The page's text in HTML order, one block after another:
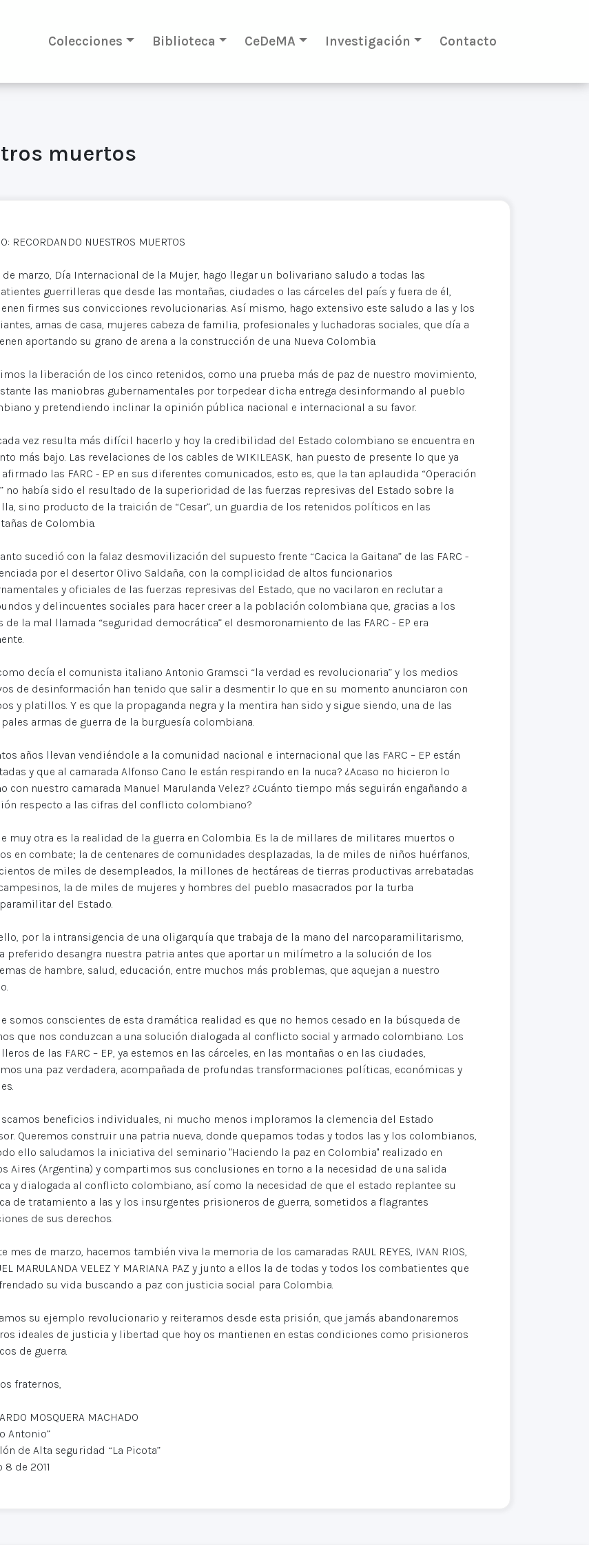
Colecciones Biblioteca CeDeMA Investigación Contacto
muertos
RECORDANDO NUESTROS MUERTOS
de marzo, Día Internacional de la Mujer, hago llegar un bolivariano saludo a todas las
guerrilleras que desde las montañas, ciudades o las cárceles del país y fuera de él,
firmes sus convicciones revolucionarias. Así mismo, hago extensivo este saludo a las y los
amas de casa, mujeres cabeza de familia, profesionales y luchadoras sociales, que día a
aportando su grano de arena a la construcción de una Nueva Colombia.
la liberación de los cinco retenidos, como una prueba más de paz de nuestro movimiento,
las maniobras gubernamentales por torpedear dicha entrega desinformando al pueblo
y pretendiendo inclinar la opinión pública nacional e internacional a su favor.
vez resulta más difícil hacerlo y hoy la credibilidad del Estado colombiano se encuentra en
más bajo. Las revelaciones de los cables de WIKILEASK, han puesto de presente lo que ya
afirmado las FARC - EP en sus diferentes comunicados, esto es, que la tan aplaudida “Operación
no había sido el resultado de la superioridad de las fuerzas represivas del Estado sobre la
sino producto de la traición de “Cesar”, un guardia de los retenidos políticos en las
de Colombia.
sucedió con la falaz desmovilización del supuesto frente “Cacica la Gaitana” de las FARC -
por el desertor Olivo Saldaña, con la complicidad de altos funcionarios
y oficiales de las fuerzas represivas del Estado, que no vacilaron en reclutar a
y delincuentes sociales para hacer creer a la población colombiana que, gracias a los
de la mal llamada “seguridad democrática” el desmoronamiento de las FARC - EP era
decía el comunista italiano Antonio Gramsci “la verdad es revolucionaria” y los medios
de desinformación han tenido que salir a desmentir lo que en su momento anunciaron con
y platillos. Y es que la propaganda negra y la mentira han sido y sigue siendo, una de las
armas de guerra de la burguesía colombiana.
años llevan vendiéndole a la comunidad nacional e internacional que las FARC – EP están
y que al camarada Alfonso Cano le están respirando en la nuca? ¿Acaso no hicieron lo
con nuestro camarada Manuel Marulanda Velez? ¿Cuánto tiempo más seguirán engañando a
respecto a las cifras del conflicto colombiano?
muy otra es la realidad de la guerra en Colombia. Es la de millares de militares muertos o
en combate; la de centenares de comunidades desplazadas, la de miles de niños huérfanos,
de miles de desempleados, la millones de hectáreas de tierras productivas arrebatadas
la de miles de mujeres y hombres del pueblo masacrados por la turba
del Estado.
por la intransigencia de una oligarquía que trabaja de la mano del narcoparamilitarismo,
preferido desangra nuestra patria antes que aportar un milímetro a la solución de los
de hambre, salud, educación, entre muchos más problemas, que aquejan a nuestro
somos conscientes de esta dramática realidad es que no hemos cesado en la búsqueda de
que nos conduzcan a una solución dialogada al conflicto social y armado colombiano. Los
de las FARC – EP, ya estemos en las cárceles, en las montañas o en las ciudades,
una paz verdadera, acompañada de profundas transformaciones políticas, económicas y
beneficios individuales, ni mucho menos imploramos la clemencia del Estado
Queremos construir una patria nueva, donde quepamos todas y todos las y los colombianos,
ello saludamos la iniciativa del seminario "Haciendo la paz en Colombia" realizado en
Aires (Argentina) y compartimos sus conclusiones en torno a la necesidad de una salida
y dialogada al conflicto colombiano, así como la necesidad de que el estado replantee su
de tratamiento a las y los insurgentes prisioneros de guerra, sometidos a flagrantes
de sus derechos.
mes de marzo, hacemos también viva la memoria de los camaradas RAUL REYES, IVAN RIOS,
MARULANDA VELEZ Y MARIANA PAZ y junto a ellos la de todas y todos los combatientes que
su vida buscando a paz con justicia social para Colombia.
su ejemplo revolucionario y reiteramos desde esta prisión, que jamás abandonaremos
ideales de justicia y libertad que hoy os mantienen en estas condiciones como prisioneros
de guerra.
fraternos,
MOSQUERA MACHADO
Antonio”
de Alta seguridad “La Picota”
8 de 2011